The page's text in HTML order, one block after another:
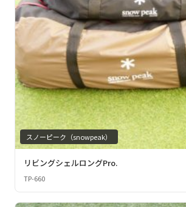
スノーピーク（snowpeak）
リビングシェルロングPro.
TP-660